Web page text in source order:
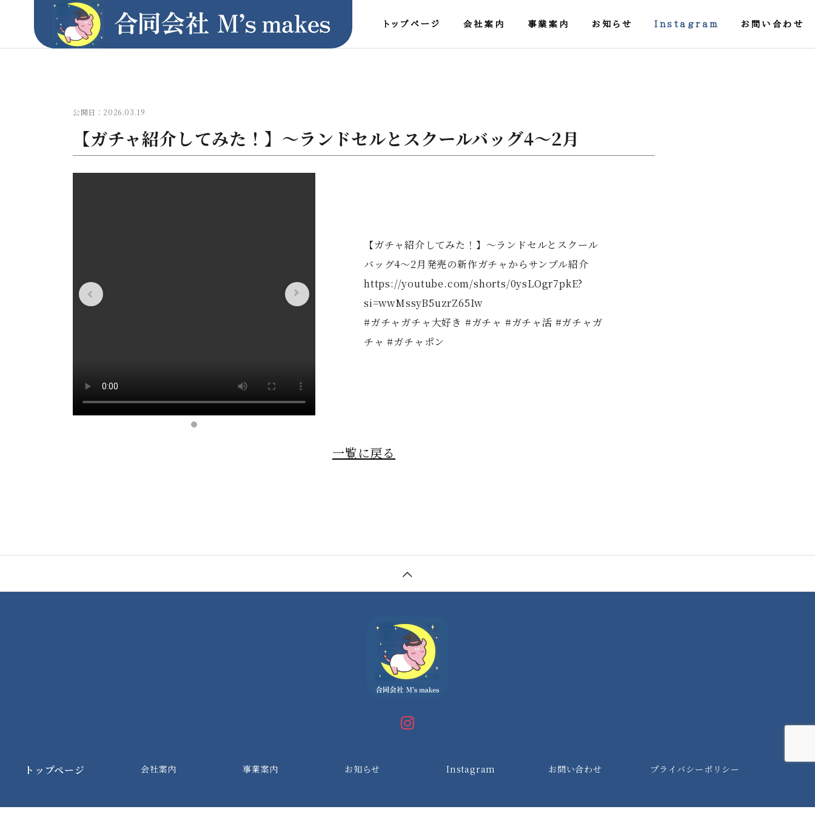
トップページ 会社案内 事業案内 お知らせ Instagram お問い合わせ
Maintenance
公開日：2026.03.19
【ガチャ紹介してみた！】〜ランドセルとスクールバッグ4〜2月
【ガチャ紹介してみた！】〜ランドセルとスクール
バッグ4〜2月発売の新作ガチャからサンプル紹介
https://youtube.com/shorts/0ysLOgr7pkE?
si=wwMssyB5uzrZ65Iw
#ガチャガチャ大好き #ガチャ #ガチャ活 #ガチャガ
チャ #ガチャポン
一覧に戻る
トップページ 会社案内 事業案内 お知らせ Instagram お問い合わせ プライバシーポリシー